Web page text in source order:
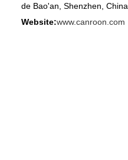
de Bao'an, Shenzhen, China.
Website:www.canroon.com